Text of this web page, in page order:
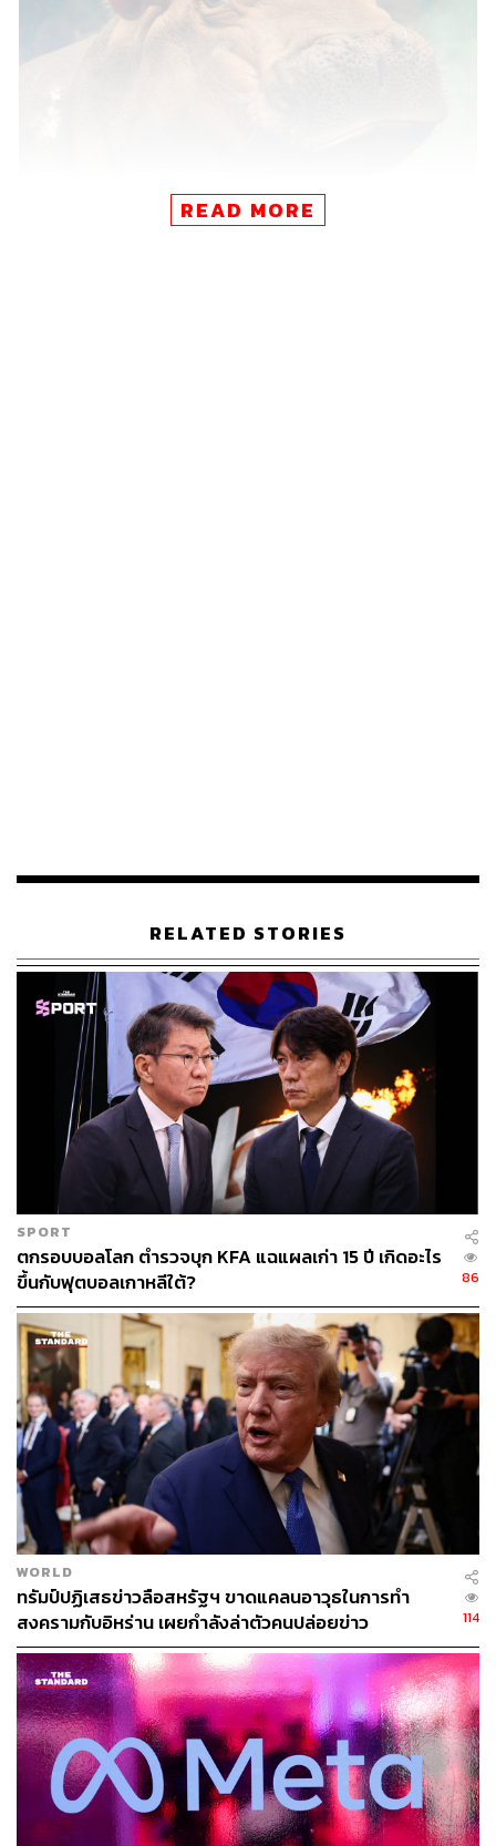
นี้ โดยน้ำหนักทั่วไปของฮิปโปฯ เพศเมียจะอยู่ประมาณ
2,900-3,300 ปอนด์ ซึ่ง ‘บิบิ’ แม่ของฟิโอนา น้ำหนักมากถึง
3,000 ปอนด์เลยทีเดียว
พิสูจน์อักษร: ลักษณ์นารา พักตร์เพียงจันทร์
อ้างอิง:
mashable.com/article/fiona-the-hippo-1000-pounds
www.cincinnati.com/story/entertainment/2018/12/26/
every-one-cincinnati-zoos-tweets-fiona-hippos-weig
ht-gain/1843228002
TAGS: USA ฮิปโปโปเตมัส
ABOUT THE AUTHOR
ภูริภัทร สังขพัฒน์
ผู้ช่วยผู้สื่อข่าวประจำอาซาฮี ชิมบุน
READ MORE
RELATED STORIES
SPORT
ตกรอบบอลโลก ตำรวจบุก KFA แฉแผลเก่า 15 ปี เกิดอะไร
ขึ้นกับฟุตบอลเกาหลีใต้?
86
WORLD
ทรัมป์ปฏิเสธข่าวลือสหรัฐฯ ขาดแคลนอาวุธในการทำ
สงครามกับอิหร่าน เผยกำลังล่าตัวคนปล่อยข่าว
114